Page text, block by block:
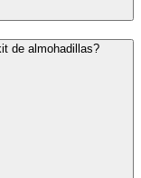
de almohadillas?